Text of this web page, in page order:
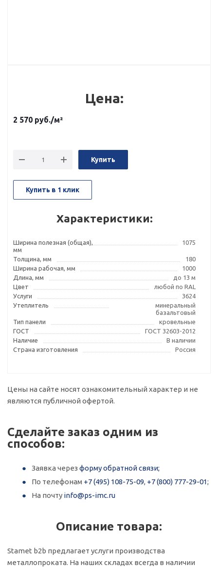
Цена:
2 570 руб./м²
Купить
Купить в 1 клик
Характеристики:
Ширина полезная (общая),
мм
1075
Толщина, мм
180
Ширина рабочая, мм
1000
Длина, мм
до 13 м
Цвет
любой по RAL
Услуги
3624
Утеплитель
минеральный
базальтовый
Тип панели
кровельные
ГОСТ
ГОСТ 32603-2012
Наличие
В наличии
Страна изготовления
Россия
Цены на сайте носят ознакомительный характер и не
являются публичной офертой.
Сделайте заказ одним из
способов:
Заявка через форму обратной связи;
По телефонам +7 (495) 108-75-09, +7 (800) 777-29-01;
На почту info@ps-imc.ru
Описание товара:
Stamet b2b предлагает услуги производства
металлопроката. На наших складах всегда в наличии